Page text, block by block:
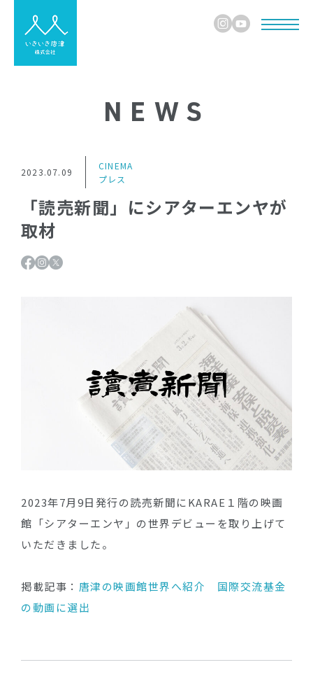
NEWS
2023.07.09
CINEMA
プレス
「読売新聞」にシアターエンヤが
取材
2023年7月9日発行の読売新聞にKARAE１階の映画
館「シアターエンヤ」の世界デビューを取り上げて
いただきました。
掲載記事： 唐津の映画館世界へ紹介 国際交流基金
の動画に選出